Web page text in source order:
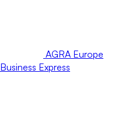
AGRA Europe
Business Express